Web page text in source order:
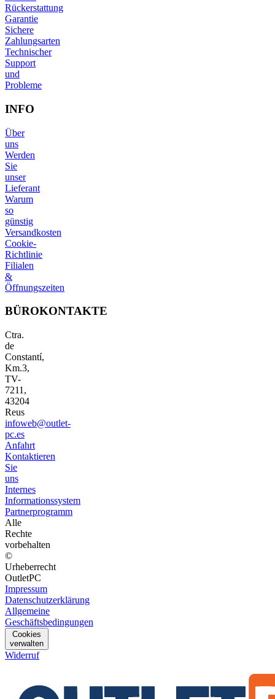
Rückerstattung
Garantie
Sichere
Zahlungsarten
Technischer
Support
und
Probleme
INFO
Über
uns
Werden
Sie
unser
Lieferant
Warum
so
günstig
Versandkosten
Cookie-
Richtlinie
Filialen
&
Öffnungszeiten
BÜROKONTAKTE
Ctra.
de
Constantí,
Km.3,
TV-
7211,
43204
Reus
infoweb@outlet-
pc.es
Anfahrt
Kontaktieren
Sie
uns
Internes
Informationssystem
Partnerprogramm
Alle
Rechte
vorbehalten
©
Urheberrecht
OutletPC
Impressum
Datenschutzerklärung
Allgemeine
Geschäftsbedingungen
Cookies
verwalten
Widerruf